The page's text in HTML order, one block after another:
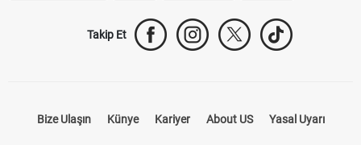
Takip Et
Bize Ulaşın Künye Kariyer About US Yasal Uyarı